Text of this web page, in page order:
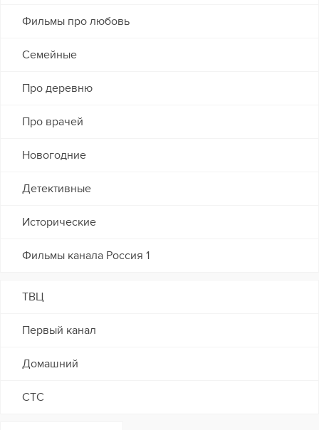
Фильмы про любовь
Семейные
Про деревню
Про врачей
Новогодние
Детективные
Исторические
Фильмы канала Россия 1
ТВЦ
Первый канал
Домашний
СТС